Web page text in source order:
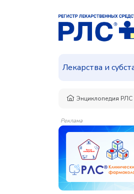
Лекарства и
Энциклопедия РЛС
Реклама